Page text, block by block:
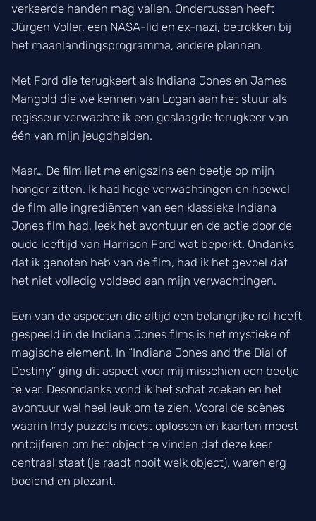
verkeerde handen mag vallen. Ondertussen heeft
Jürgen Voller, een NASA-lid en ex-nazi, betrokken bij
het maanlandingsprogramma, andere plannen.
Met Ford die terugkeert als Indiana Jones en James
Mangold die we kennen van Logan aan het stuur als
regisseur verwachte ik een geslaagde terugkeer van
één van mijn jeugdhelden.
Maar… De film liet me enigszins een beetje op mijn
honger zitten. Ik had hoge verwachtingen en hoewel
de film alle ingrediënten van een klassieke Indiana
Jones film had, leek het avontuur en de actie door de
oude leeftijd van Harrison Ford wat beperkt. Ondanks
dat ik genoten heb van de film, had ik het gevoel dat
het niet volledig voldeed aan mijn verwachtingen.
Een van de aspecten die altijd een belangrijke rol heeft
gespeeld in de Indiana Jones films is het mystieke of
magische element. In “Indiana Jones and the Dial of
Destiny” ging dit aspect voor mij misschien een beetje
te ver. Desondanks vond ik het schat zoeken en het
avontuur wel heel leuk om te zien. Vooral de scènes
waarin Indy puzzels moest oplossen en kaarten moest
ontcijferen om het object te vinden dat deze keer
centraal staat (je raadt nooit welk object), waren erg
boeiend en plezant.